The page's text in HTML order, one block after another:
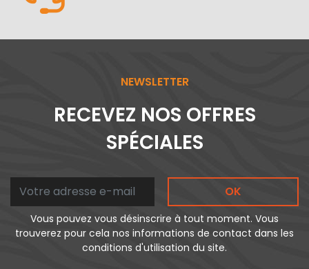
NEWSLETTER
RECEVEZ NOS OFFRES
SPÉCIALES
OK
Vous pouvez vous désinscrire à tout moment. Vous
trouverez pour cela nos informations de contact dans les
conditions d'utilisation du site.